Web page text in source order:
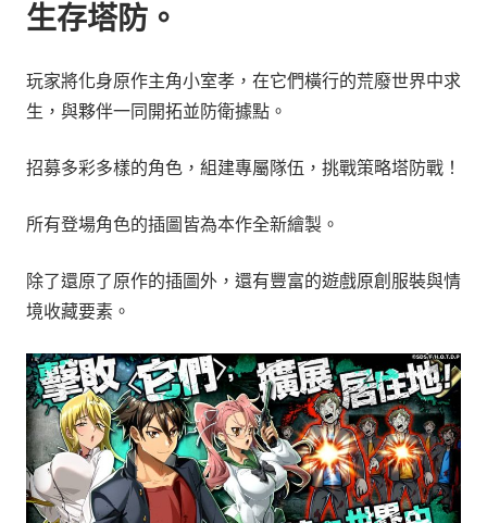
生存塔防。
玩家將化身原作主角小室孝，在它們橫行的荒廢世界中求
生，與夥伴一同開拓並防衛據點。
招募多彩多樣的角色，組建專屬隊伍，挑戰策略塔防戰！
所有登場角色的插圖皆為本作全新繪製。
除了還原了原作的插圖外，還有豐富的遊戲原創服裝與情
境收藏要素。